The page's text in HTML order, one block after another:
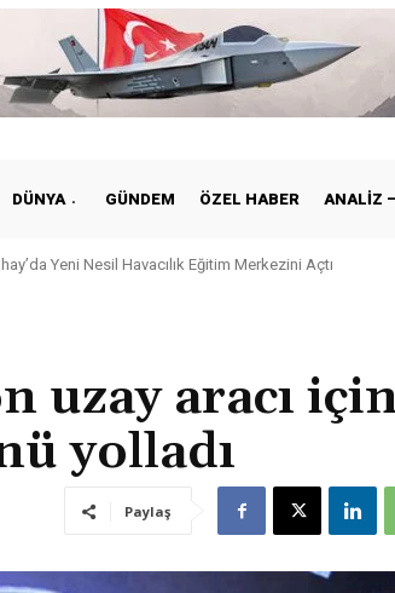
DÜNYA GÜNDEM ÖZEL HABER ANALIZ
Yeni Nesil Havacılık Eğitim Merkezini Açtı
Arasında Hava Ulaştırmasında Yeni Dönem
uzay aracı
yolladı
Paylaş